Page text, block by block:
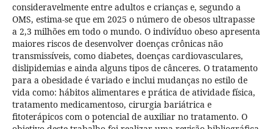
consideravelmente entre adultos e crianças e, segundo a
OMS, estima-se que em 2025 o número de obesos ultrapasse
a 2,3 milhões em todo o mundo. O indivíduo obeso apresenta
maiores riscos de desenvolver doenças crônicas não
transmissíveis, como diabetes, doenças cardiovasculares,
dislipidemias e ainda alguns tipos de cânceres. O tratamento
para a obesidade é variado e inclui mudanças no estilo de
vida como: hábitos alimentares e prática de atividade física,
tratamento medicamentoso, cirurgia bariátrica e
fitoterápicos com o potencial de auxiliar no tratamento. O